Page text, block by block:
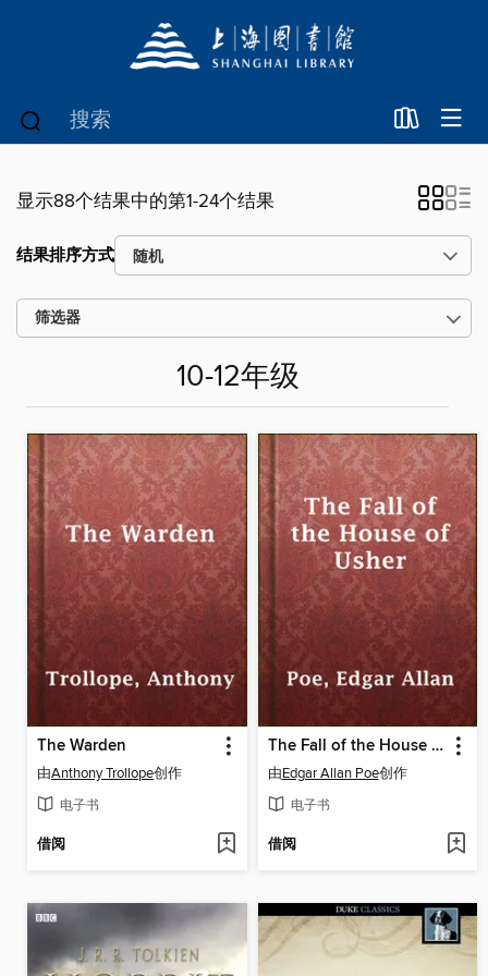
显示88个结果中的第1-24个结果
结果排序方式
筛选器
10-12年级
The Warden
由Anthony Trollope创作
电子书
借阅
The Fall of the House of Usher
由Edgar Allan Poe创作
电子书
借阅